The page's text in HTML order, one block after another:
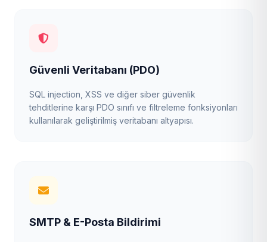
Güvenli Veritabanı (PDO)
SQL injection, XSS ve diğer siber güvenlik
tehditlerine karşı PDO sınıfı ve filtreleme fonksiyonları
kullanılarak geliştirilmiş veritabanı altyapısı.
SMTP & E-Posta Bildirimi